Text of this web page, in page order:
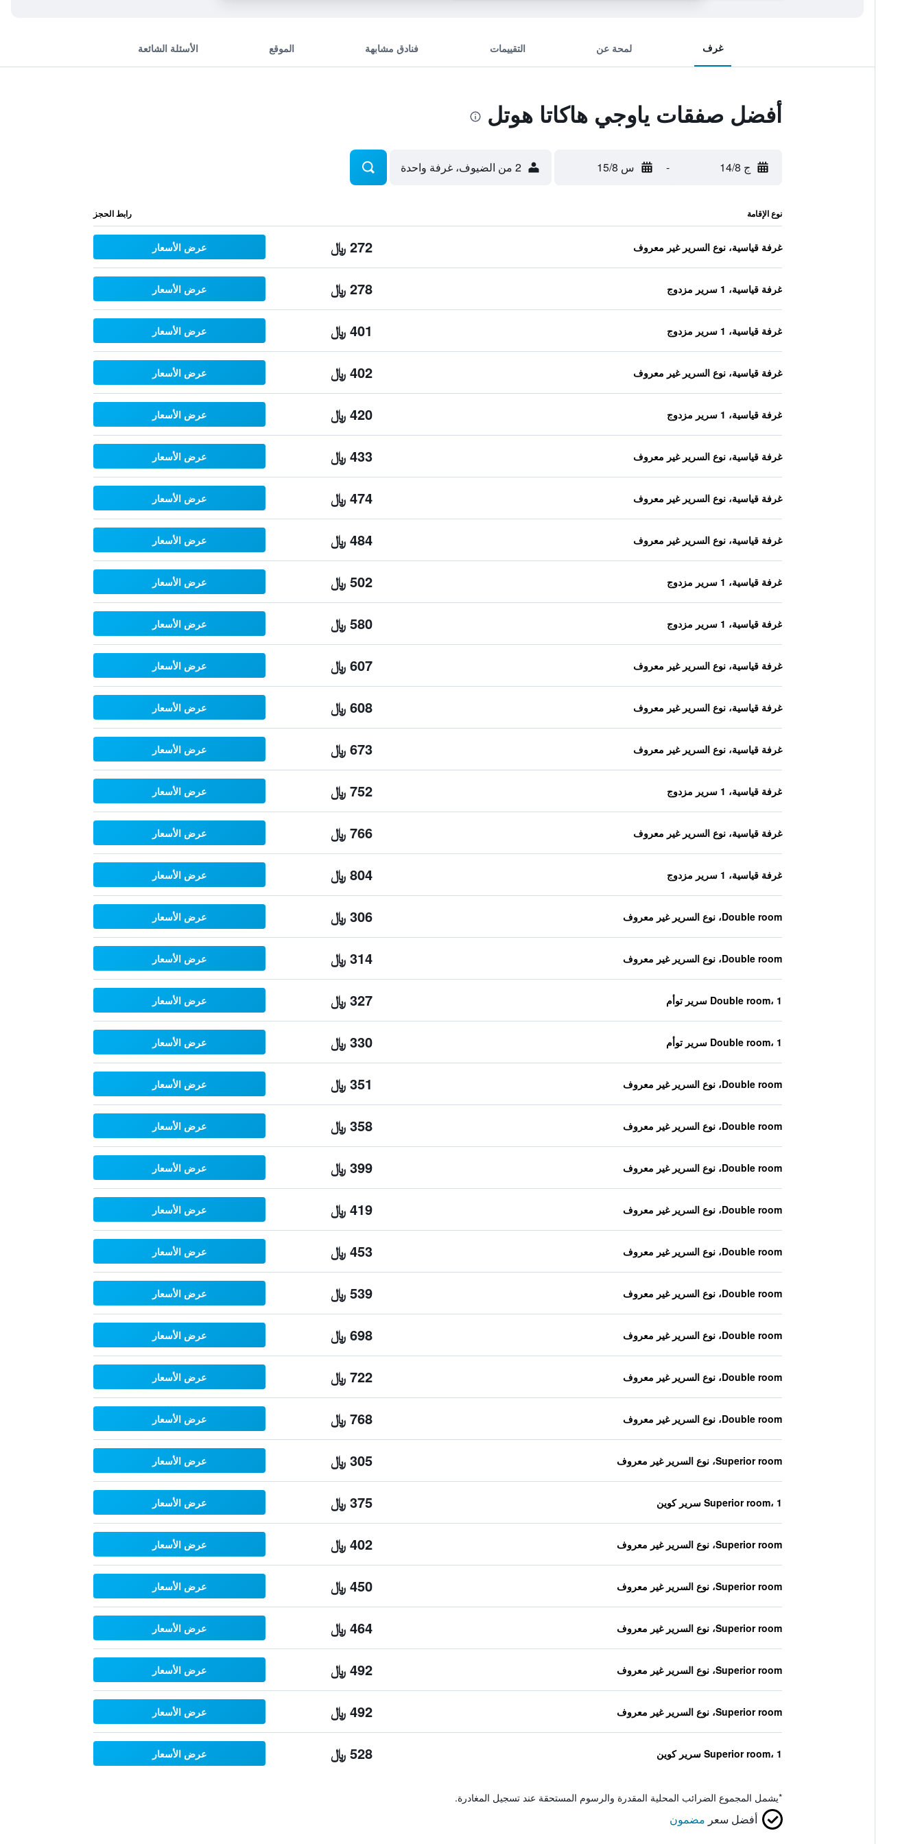
غرف لمحة عن التقييمات فنادق مشابهة الموقع الأسئلة الشائعة
أفضل صفقات ياوجي هاكاتا هوتل
ج 14/8 - س 15/8 2 من الضيوف، غرفة واحدة
نوع الإقامة رابط الحجز
غرفة قياسية، نوع السرير غير معروف 272 ﷼ عرض الأسعار
غرفة قياسية، 1 سرير مزدوج 278 ﷼ عرض الأسعار
غرفة قياسية، 1 سرير مزدوج 401 ﷼ عرض الأسعار
غرفة قياسية، نوع السرير غير معروف 402 ﷼ عرض الأسعار
غرفة قياسية، 1 سرير مزدوج 420 ﷼ عرض الأسعار
غرفة قياسية، نوع السرير غير معروف 433 ﷼ عرض الأسعار
غرفة قياسية، نوع السرير غير معروف 474 ﷼ عرض الأسعار
غرفة قياسية، نوع السرير غير معروف 484 ﷼ عرض الأسعار
غرفة قياسية، 1 سرير مزدوج 502 ﷼ عرض الأسعار
غرفة قياسية، 1 سرير مزدوج 580 ﷼ عرض الأسعار
غرفة قياسية، نوع السرير غير معروف 607 ﷼ عرض الأسعار
غرفة قياسية، نوع السرير غير معروف 608 ﷼ عرض الأسعار
غرفة قياسية، نوع السرير غير معروف 673 ﷼ عرض الأسعار
غرفة قياسية، 1 سرير مزدوج 752 ﷼ عرض الأسعار
غرفة قياسية، نوع السرير غير معروف 766 ﷼ عرض الأسعار
غرفة قياسية، 1 سرير مزدوج 804 ﷼ عرض الأسعار
Double room، نوع السرير غير معروف 306 ﷼ عرض الأسعار
Double room، نوع السرير غير معروف 314 ﷼ عرض الأسعار
Double room، 1 سرير توأم 327 ﷼ عرض الأسعار
Double room، 1 سرير توأم 330 ﷼ عرض الأسعار
Double room، نوع السرير غير معروف 351 ﷼ عرض الأسعار
Double room، نوع السرير غير معروف 358 ﷼ عرض الأسعار
Double room، نوع السرير غير معروف 399 ﷼ عرض الأسعار
Double room، نوع السرير غير معروف 419 ﷼ عرض الأسعار
Double room، نوع السرير غير معروف 453 ﷼ عرض الأسعار
Double room، نوع السرير غير معروف 539 ﷼ عرض الأسعار
Double room، نوع السرير غير معروف 698 ﷼ عرض الأسعار
Double room، نوع السرير غير معروف 722 ﷼ عرض الأسعار
Double room، نوع السرير غير معروف 768 ﷼ عرض الأسعار
Superior room، نوع السرير غير معروف 305 ﷼ عرض الأسعار
Superior room، 1 سرير كوين 375 ﷼ عرض الأسعار
Superior room، نوع السرير غير معروف 402 ﷼ عرض الأسعار
Superior room، نوع السرير غير معروف 450 ﷼ عرض الأسعار
Superior room، نوع السرير غير معروف 464 ﷼ عرض الأسعار
Superior room، نوع السرير غير معروف 492 ﷼ عرض الأسعار
Superior room، نوع السرير غير معروف 492 ﷼ عرض الأسعار
Superior room، 1 سرير كوين 528 ﷼ عرض الأسعار
*يشمل المجموع الضرائب المحلية المقدرة والرسوم المستحقة عند تسجيل المغادرة.
أفضل سعر مضمون